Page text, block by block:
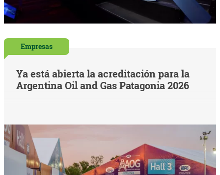
Empresas
Ya está abierta la acreditación para la
Argentina Oil and Gas Patagonia 2026